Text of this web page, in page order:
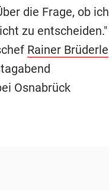
die Frage, ob ich
zu entscheiden."
Rainer Brüderle
Osnabrück